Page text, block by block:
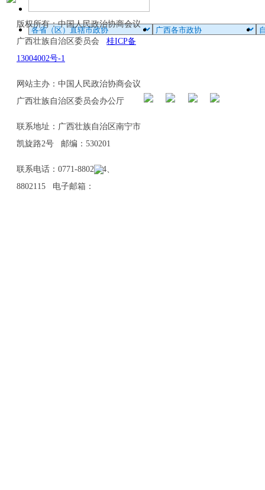
版权所有：中国人民政治协商会议
广西壮族自治区委员会 桂ICP备
13004002号-1
网站主办：中国人民政治协商会议
广西壮族自治区委员会办公厅
联系地址：广西壮族自治区南宁市
凯旋路2号 邮编：530201
联系电话：0771-8802114、
8802115 电子邮箱：